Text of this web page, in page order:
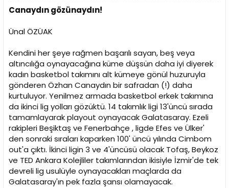
a
a
a
i
Canaydın gözünaydın!
Ünal ÖZÜAK
Kendini her şeye rağmen başarılı sayan, beş veya
altıncılığa oynayacağına küme düşsün daha iyi diyerek
kadın basketbol takımını alt kümeye gönül huzuruyla
gönderen Özhan Canaydın bir safradan (!) daha
kurtuluyor. Yenilmez armada basketbol erkek takımına
da ikinci lig yolları gözüktü. 14 takımlık ligi 13'üncü sırada
tamamlayarak playout oynayacak Galatasaray. Ezeli
rakipleri Beşiktaş ve Fenerbahçe , ligde Efes ve Ülker'
den sonraki sıraları kaparken 100' üncü yılında Cimbom
out'a çıktı. İkinci ligin 3 ve 4'üncüsü olacak Tofaş, Beykoz
ve TED Ankara Kolejliler takımlarından ikisiyle İzmir'de tek
devreli lig usulüyle oynayacakları maçlarda da
Galatasaray'ın pek fazla şansı olamayacak.